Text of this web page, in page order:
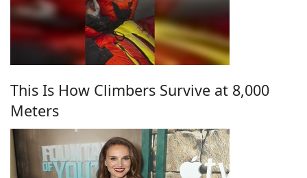
This Is How Climbers Survive at 8,000
Meters